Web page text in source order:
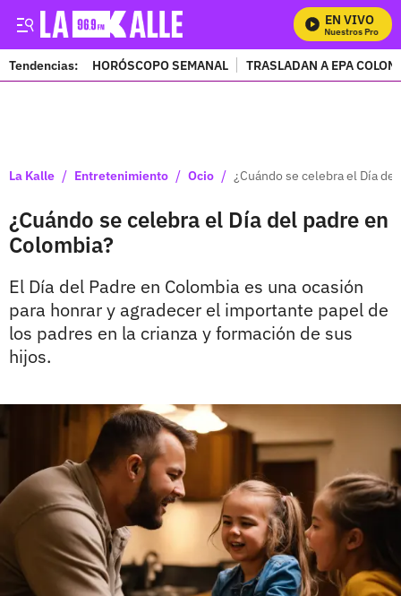
EN VIVO
Mira Todos Nuestros Programas
Tendencias: HORÓSCOPO SEMANAL TRASLADAN A EPA
La Kalle / Entretenimiento / Ocio / ¿Cuándo se celebra el Día
¿Cuándo se celebra el Día del padre en
Colombia?
El Día del Padre en Colombia es una ocasión
para honrar y agradecer el importante papel de
los padres en la crianza y formación de sus
hijos.